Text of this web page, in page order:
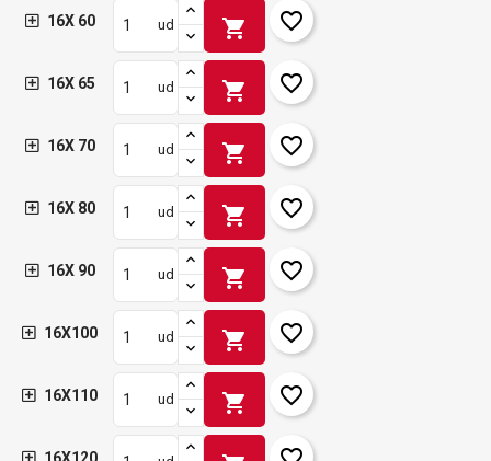
16X 60 ud shopping_cart favorite_border
16X 65 ud shopping_cart favorite_border
16X 70 ud shopping_cart favorite_border
16X 80 ud shopping_cart favorite_border
16X 90 ud shopping_cart favorite_border
16X100 ud shopping_cart favorite_border
16X110 ud shopping_cart favorite_border